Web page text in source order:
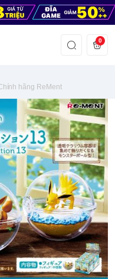
0
hãng ReMent